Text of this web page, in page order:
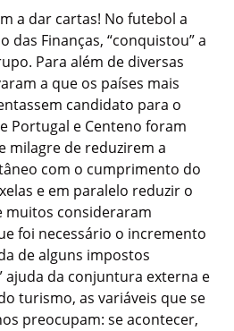
a dar cartas! No futebol a
das Finanças, “conquistou” a
Para além de diversas
a que os países mais
candidato para o
Portugal e Centeno foram
milagre de reduzirem a
com o cumprimento do
e em paralelo reduzir o
muitos consideraram
foi necessário o incremento
de alguns impostos
ajuda da conjuntura externa e
turismo, as variáveis que se
preocupam: se acontecer,